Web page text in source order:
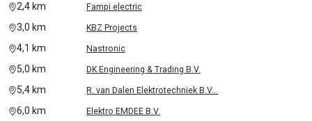
2,4 km Fampi electric
3,0 km KBZ Projects
4,1 km Nastronic
5,0 km DK Engineering & Trading B.V.
5,4 km R. van Dalen Elektrotechniek B.V...
6,0 km Elektro EMDEE B.V.